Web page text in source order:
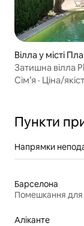
Вілла у місті
Затишна вілла
аеропорту
Сім’я · Ціна/
Пункти
Напрямки
Барселона
Помешкання для
Аліканте